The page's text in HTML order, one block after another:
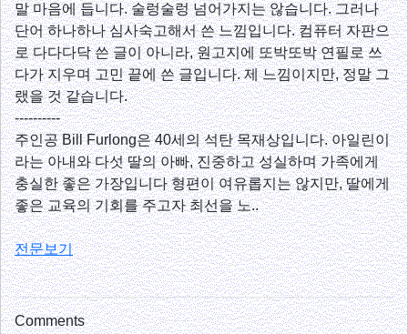
말 마음에 듭니다. 술렁술렁 넘어가지는 않습니다. 그러나
단어 하나하나 심사숙고해서 쓴 느낌입니다. 컴퓨터 자판으
로 다다다닥 쓴 글이 아니라, 원고지에 또박또박 연필로 쓰
다가 지우며 고민 끝에 쓴 글입니다. 제 느낌이지만, 정말 그
랬을 것 같습니다.
----------
주인공 Bill Furlong은 40세의 석탄 목재상입니다. 아일린이
라는 아내와 다섯 딸의 아빠, 진중하고 성실하며 가족에게
충실한 좋은 가장입니다 형편이 여유롭지는 않지만, 딸에게
좋은 교육의 기회를 주고자 최선을 노..
전문보기
Comments